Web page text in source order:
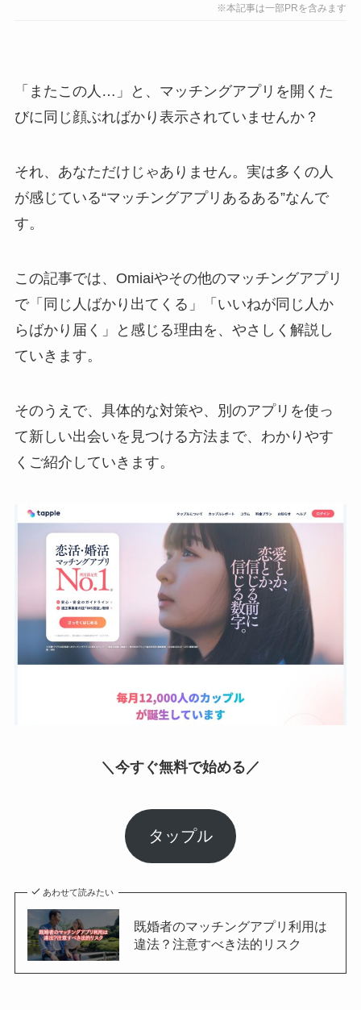
※本記事は一部PRを含みます
「またこの人…」と、マッチングアプリを開くた
びに同じ顔ぶればかり表示されていませんか？
それ、あなただけじゃありません。実は多くの人
が感じている“マッチングアプリあるある”なんで
す。
この記事では、Omiaiやその他のマッチングアプリ
で「同じ人ばかり出てくる」「いいねが同じ人か
らばかり届く」と感じる理由を、やさしく解説し
ていきます。
そのうえで、具体的な対策や、別のアプリを使っ
て新しい出会いを見つける方法まで、わかりやす
くご紹介していきます。
＼今すぐ無料で始める／
タップル
あわせて読みたい
既婚者のマッチングアプリ利用は
違法？注意すべき法的リスク